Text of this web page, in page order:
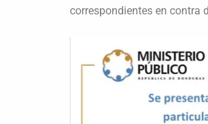
correspondientes en contra